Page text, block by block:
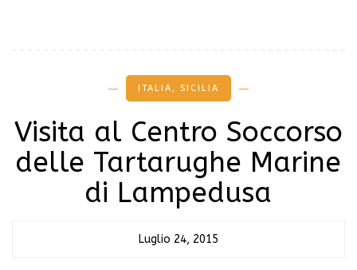
ITALIA , SICILIA
Visita al Centro Soccorso
delle Tartarughe Marine
di Lampedusa
Luglio 24, 2015